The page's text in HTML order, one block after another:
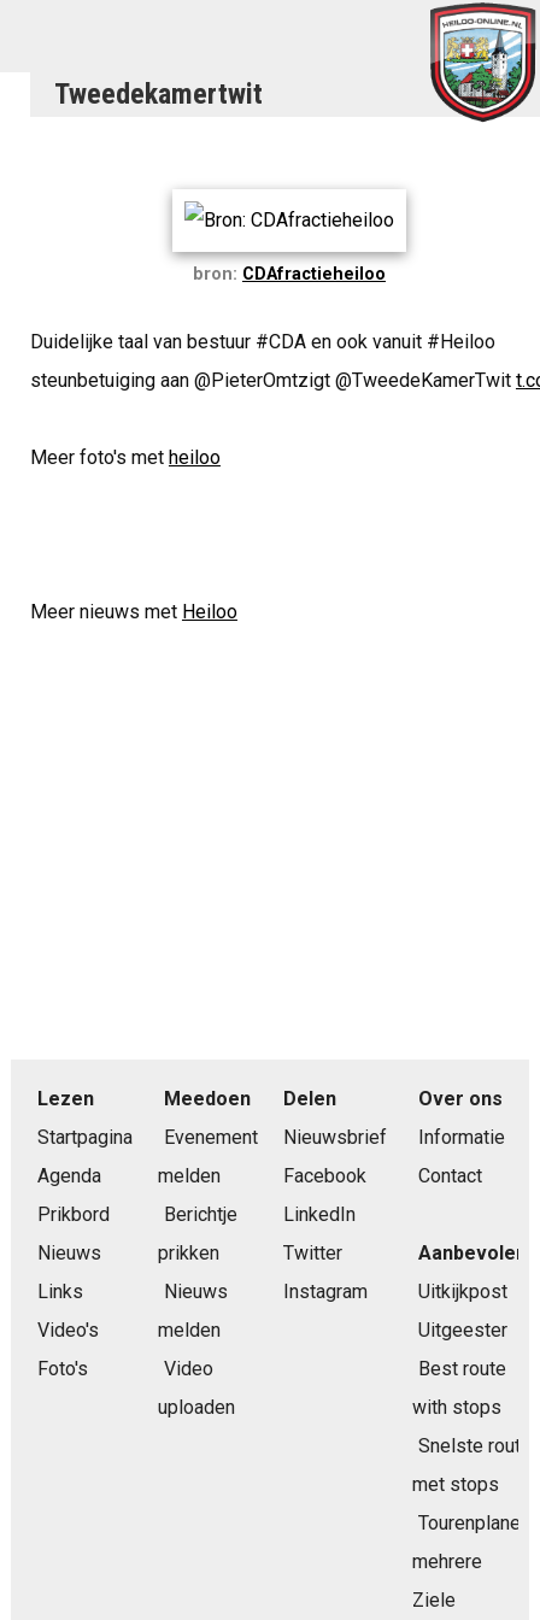
Tweedekamertwit
bron: CDAfractieheiloo
Duidelijke taal van bestuur #CDA en ook vanuit #Heiloo
steunbetuiging aan @PieterOmtzigt @TweedeKamerTwit
Meer foto's met heiloo
Meer nieuws met Heiloo
Lezen
Startpagina
Agenda
Prikbord
Nieuws
Links
Video's
Foto's
Meedoen
Evenement
melden
Berichtje
prikken
Nieuws
melden
Video
uploaden
Delen
Nieuwsbrief
Facebook
LinkedIn
Twitter
Instagram
Over ons
Informatie
Contact
Aanbevolen
Uitkijkpost
Uitgeester
Best route
with stops
Snelste route
met stops
Tourenplaner
mehrere
Ziele